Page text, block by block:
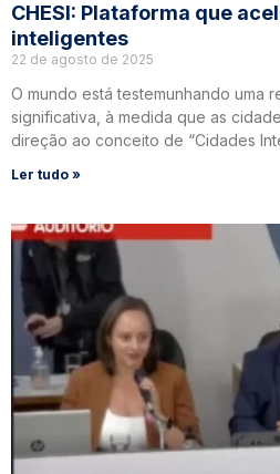
CHESI: Plataforma que
inteligentes
22 de agosto de 2025
O mundo está testemunhando uma
significativa, à medida que as
direção ao conceito de “Cidades
Ler tudo »